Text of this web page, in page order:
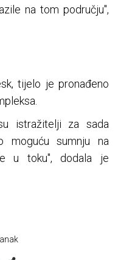
na tom području",
tijelo je pronađeno
istražitelji za sada
moguću sumnju na
u toku", dodala je